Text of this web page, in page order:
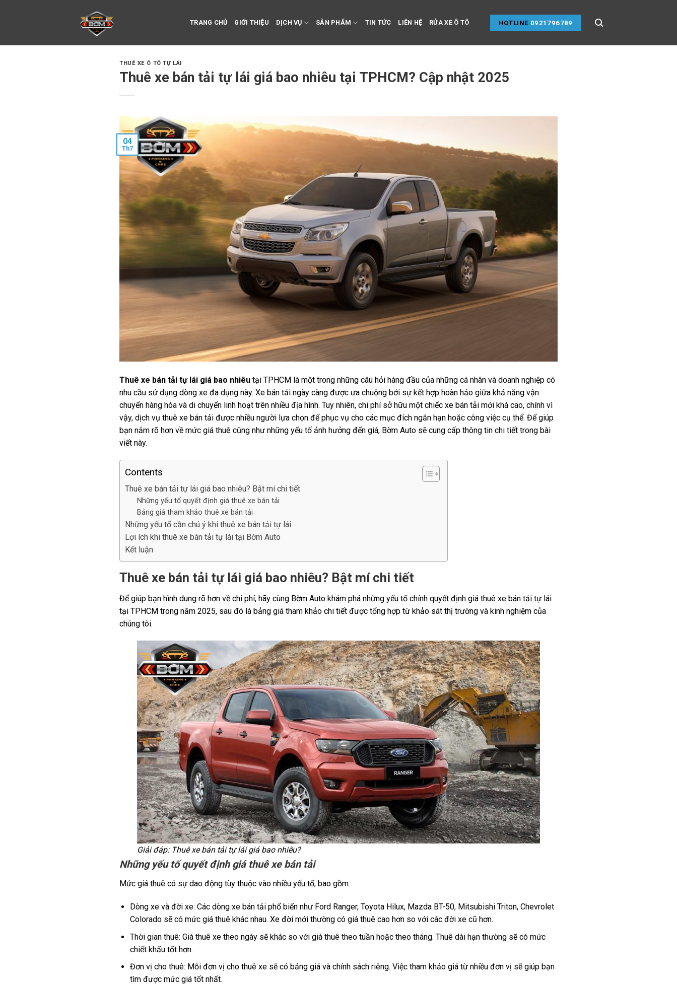
TRANG CHỦ GIỚI THIỆU DỊCH VỤ SẢN PHẨM TIN TỨC LIÊN HỆ RỬA XE Ô TÔ HOTLINE 0921796789
THUÊ XE Ô TÔ TỰ LÁI
Thuê xe bán tải tự lái giá bao nhiêu tại TPHCM? Cập nhật 2025
04
Th7
Thuê xe bán tải tự lái giá bao nhiêu tại TPHCM là một trong những câu hỏi hàng đầu của những cá nhân và doanh nghiệp có
nhu cầu sử dụng dòng xe đa dụng này. Xe bán tải ngày càng được ưa chuộng bởi sự kết hợp hoàn hảo giữa khả năng vận
chuyển hàng hóa và di chuyển linh hoạt trên nhiều địa hình. Tuy nhiên, chi phí sở hữu một chiếc xe bán tải mới khá cao, chính vì
vậy, dịch vụ thuê xe bán tải được nhiều người lựa chọn để phục vụ cho các mục đích ngắn hạn hoặc công việc cụ thể. Để giúp
bạn nắm rõ hơn về mức giá thuê cũng như những yếu tố ảnh hưởng đến giá, Bờm Auto sẽ cung cấp thông tin chi tiết trong bài
viết này.
Contents
Thuê xe bán tải tự lái giá bao nhiêu? Bật mí chi tiết
Những yếu tố quyết định giá thuê xe bán tải
Bảng giá tham khảo thuê xe bán tải
Những yếu tố cần chú ý khi thuê xe bán tải tự lái
Lợi ích khi thuê xe bán tải tự lái tại Bờm Auto
Kết luận
Thuê xe bán tải tự lái giá bao nhiêu? Bật mí chi tiết
Để giúp bạn hình dung rõ hơn về chi phí, hãy cùng Bờm Auto khám phá những yếu tố chính quyết định giá thuê xe bán tải tự lái
tại TPHCM trong năm 2025, sau đó là bảng giá tham khảo chi tiết được tổng hợp từ khảo sát thị trường và kinh nghiệm của
chúng tôi.
Giải đáp: Thuê xe bán tải tự lái giá bao nhiêu?
Những yếu tố quyết định giá thuê xe bán tải
Mức giá thuê có sự dao động tùy thuộc vào nhiều yếu tố, bao gồm:
Dòng xe và đời xe: Các dòng xe bán tải phổ biến như Ford Ranger, Toyota Hilux, Mazda BT-50, Mitsubishi Triton, Chevrolet
Colorado sẽ có mức giá thuê khác nhau. Xe đời mới thường có giá thuê cao hơn so với các đời xe cũ hơn.
Thời gian thuê: Giá thuê xe theo ngày sẽ khác so với giá thuê theo tuần hoặc theo tháng. Thuê dài hạn thường sẽ có mức
chiết khấu tốt hơn.
Đơn vị cho thuê: Mỗi đơn vị cho thuê xe sẽ có bảng giá và chính sách riêng. Việc tham khảo giá từ nhiều đơn vị sẽ giúp bạn
tìm được mức giá tốt nhất.